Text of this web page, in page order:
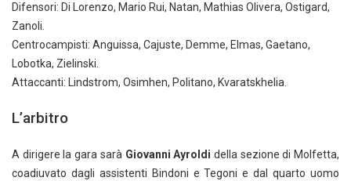
Difensori: Di Lorenzo, Mario Rui, Natan, Mathias Olivera, Ostigard,
Zanoli.
Centrocampisti: Anguissa, Cajuste, Demme, Elmas, Gaetano,
Lobotka, Zielinski.
Attaccanti: Lindstrom, Osimhen, Politano, Kvaratskhelia.
L’arbitro
A dirigere la gara saràGiovanni Ayroldi della sezione di Molfetta,
coadiuvato dagli assistenti Bindoni e Tegoni e dal quarto uomo